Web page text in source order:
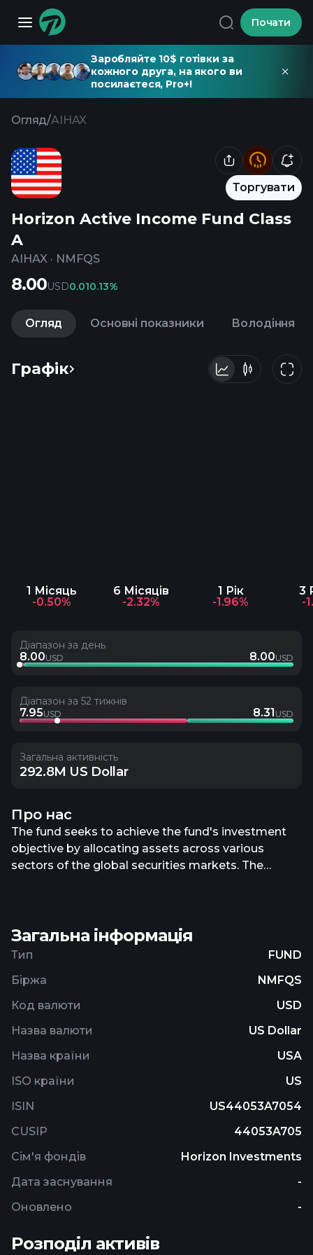
Почати
Заробляйте 10$ готівки за
кожного друга, на якого ви
посилаєтеся, Pro+!
Огляд/AIHAX
Торгувати
Horizon Active Income Fund Class
A
AIHAX · NMFQS
8.00USD0.010.13%
Огляд Основні показники Володіння
Графік
1 Місяць
-0.50%
6 Місяців
-2.32%
1 Рік
-1.96%
3
-
Діапазон за день
8.00USD 8.00USD
Діапазон за 52 тижнів
7.95USD 8.31 USD
Загальна активність
292.8M US Dollar
Про нас
The fund seeks to achieve the fund's investment
objective by allocating assets across various
sectors of the global securities markets. The
of securities. The fund will invest primarily in U.S.
Dollar denominated securities, but may also invest
denominated securities.
Загальна інформація
Тип
FUND
Біржа
NMFQS
Код валюти
USD
Назва валюти
US Dollar
Назва країни
USA
ISO країни
US
ISIN
US44053A7054
CUSIP
44053A705
Сім'я фондів
Horizon Investments
Дата заснування
-
Оновлено
-
Розподіл активів